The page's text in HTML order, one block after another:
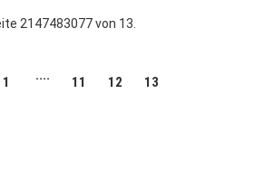
2147483077 von 13.
1 .... 11 12 13